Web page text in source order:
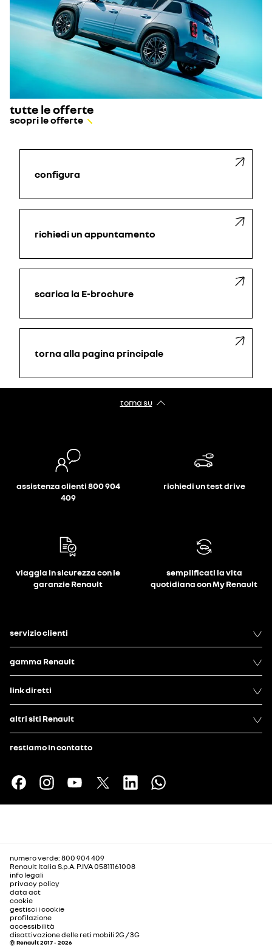
tutte le offerte
scopri le offerte
configura
richiedi un appuntamento
scarica la E-brochure
torna alla pagina principale
torna su
assistenza clienti 800 904
409
richiedi un test drive
viaggia in sicurezza con le
garanzie Renault
semplificati la vita
quotidiana con My Renault
servizio clienti
gamma Renault
link diretti
altri siti Renault
restiamo in contatto
numero verde: 800 904 409
Renault Italia S.p.A. P.IVA 05811161008
info legali
privacy policy
data act
cookie
gestisci i cookie
profilazione
accessibilità
disattivazione delle reti mobili 2G / 3G
© Renault 2017 - 2026